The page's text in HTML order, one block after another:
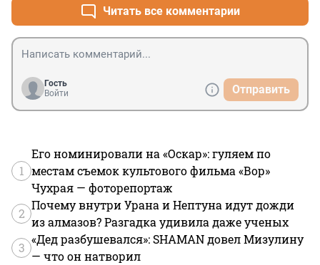
Читать все комментарии
Гость
Войти
Отправить
1
Его номинировали на «Оскар»: гуляем по
местам съемок культового фильма «Вор»
Чухрая — фоторепортаж
2
Почему внутри Урана и Нептуна идут дожди
из алмазов? Разгадка удивила даже ученых
3
«Дед разбушевался»: SHAMAN довел Мизулину
— что он натворил